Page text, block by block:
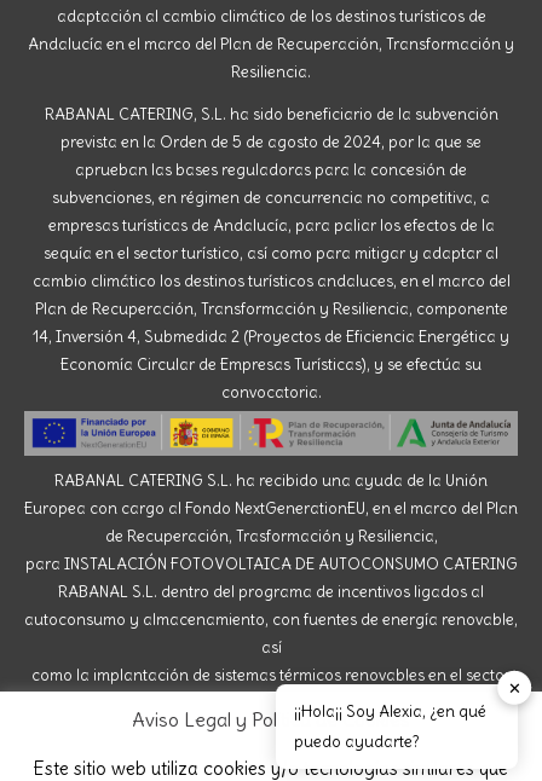
adaptación al cambio climático de los destinos turísticos de
Andalucía en el marco del Plan de Recuperación, Transformación y
Resiliencia.
RABANAL CATERING, S.L. ha sido beneficiario de la subvención
prevista en la Orden de 5 de agosto de 2024, por la que se
aprueban las bases reguladoras para la concesión de
subvenciones, en régimen de concurrencia no competitiva, a
empresas turísticas de Andalucía, para paliar los efectos de la
sequía en el sector turístico, así como para mitigar y adaptar al
cambio climático los destinos turísticos andaluces, en el marco del
Plan de Recuperación, Transformación y Resiliencia, componente
14, Inversión 4, Submedida 2 (Proyectos de Eficiencia Energética y
Economía Circular de Empresas Turísticas), y se efectúa su
convocatoria.
RABANAL CATERING S.L. ha recibido una ayuda de la Unión
Europea con cargo al Fondo NextGenerationEU, en el marco del Plan
de Recuperación, Trasformación y Resiliencia,
para INSTALACIÓN FOTOVOLTAICA DE AUTOCONSUMO CATERING
RABANAL S.L. dentro del programa de incentivos ligados al
autoconsumo y almacenamiento, con fuentes de energía renovable,
así
como la implantación de sistemas térmicos renovables en el sector
residencial del Ministerio para la Transición Ecológica y el Reto
Demográfico, gestionado por la Junta de Andalucía,
a través de la Agencia Andaluza de la Energía.
Aviso Legal y Política de Cookies
Este sitio web utiliza cookies y/o tecnologías similares que
✕
¡¡Hola¡¡ Soy Alexia, ¿en qué
puedo ayudarte?